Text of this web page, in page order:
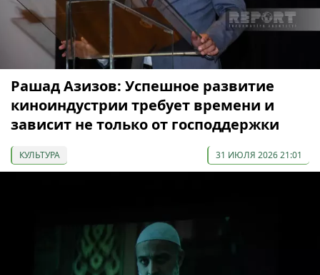
Рашад Азизов: Успешное развитие
киноиндустрии требует времени и
зависит не только от господдержки
КУЛЬТУРА 31 ИЮЛЯ 2026 21:01